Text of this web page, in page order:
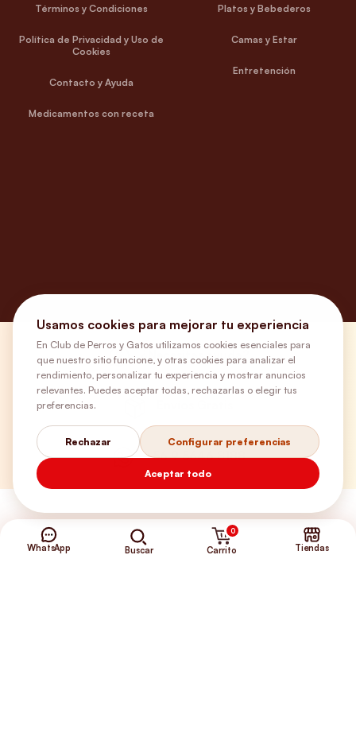
Términos y Condiciones
Política de Privacidad y Uso de
Cookies
Contacto y Ayuda
Medicamentos con receta
Platos y Bebederos
Camas y Estar
Entretención
¿Necesitas ayuda?
+56 9 5646 8188
WhatsApp Buscar
0
Carrito Tiendas
Usamos cookies para mejorar tu experiencia
En Club de Perros y Gatos utilizamos cookies esenciales para
que nuestro sitio funcione, y otras cookies para analizar el
rendimiento, personalizar tu experiencia y mostrar anuncios
relevantes. Puedes aceptar todas, rechazarlas o elegir tus
preferencias.
Rechazar Configurar preferencias
Aceptar todo